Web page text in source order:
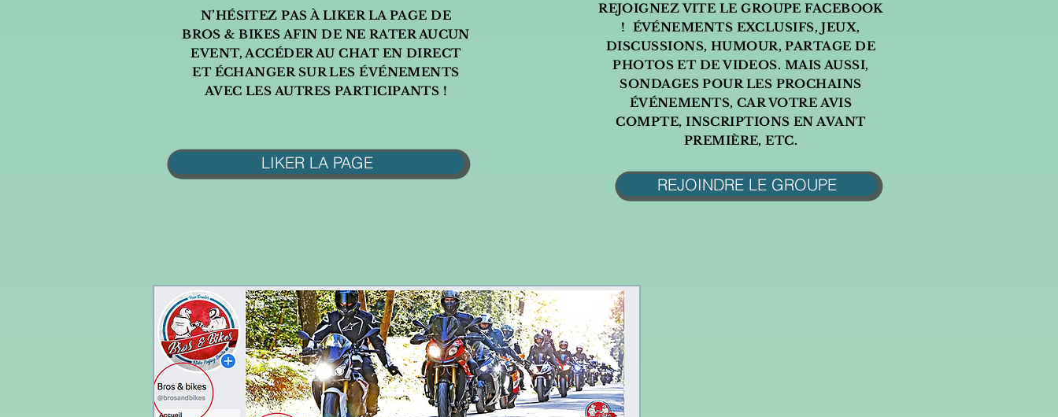
N’HÉSITEZ PAS À LIKER LA PAGE DE
BROS & BIKESAFIN DE NE RATER AUCUN
EVENT, ACCÉDER AU CHAT EN DIRECT
ET ÉCHANGER SUR LES ÉVÉNEMENTS
AVEC LES AUTRES PARTICIPANTS !
LIKER LA PAGE
REJOIGNEZ VITE LE GROUPE FACEBOOK
! ÉVÉNEMENTS EXCLUSIFS, JEUX,
DISCUSSIONS, HUMOUR, PARTAGE DE
PHOTOS ET DE VIDEOS. MAIS AUSSI,
SONDAGES POUR LES PROCHAINS
ÉVÉNEMENTS, CAR VOTRE AVIS
COMPTE, INSCRIPTIONS EN AVANT
PREMIÈRE, ETC.
REJOINDRE LE GROUPE